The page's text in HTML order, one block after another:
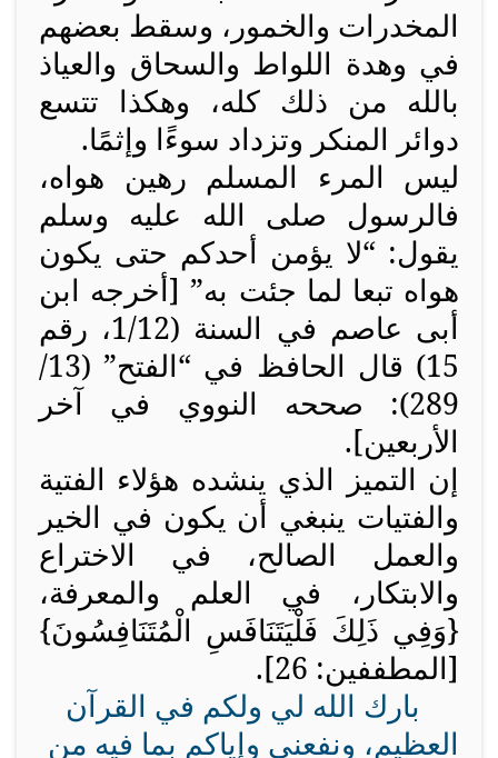
المخدرات والخمور، وسقط بعضهم
في وهدة اللواط والسحاق والعياذ
بالله من ذلك كله، وهكذا تتسع
دوائر المنكر وتزداد سوءًا وإثمًا.
ليس المرء المسلم رهين هواه،
فالرسول صلى الله عليه وسلم
يقول: “لا يؤمن أحدكم حتى يكون
هواه تبعا لما جئت به” [أخرجه ابن
أبى عاصم في السنة (1/12، رقم
15) قال الحافظ في “الفتح” (13/
289): صححه النووي في آخر
الأربعين].
إن التميز الذي ينشده هؤلاء الفتية
والفتيات ينبغي أن يكون في الخير
والعمل الصالح، في الاختراع
والابتكار، في العلم والمعرفة،
{وَفِي ذَلِكَ فَلْيَتَنَافَسِ الْمُتَنَافِسُونَ}
[المطففين: 26].
بارك الله لي ولكم في القرآن
العظيم، ونفعني وإياكم بما فيه من